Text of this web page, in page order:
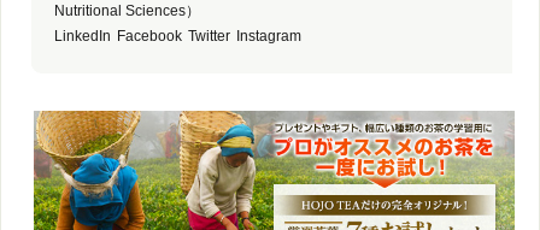
Nutritional Sciences）
LinkedIn Facebook Twitter Instagram